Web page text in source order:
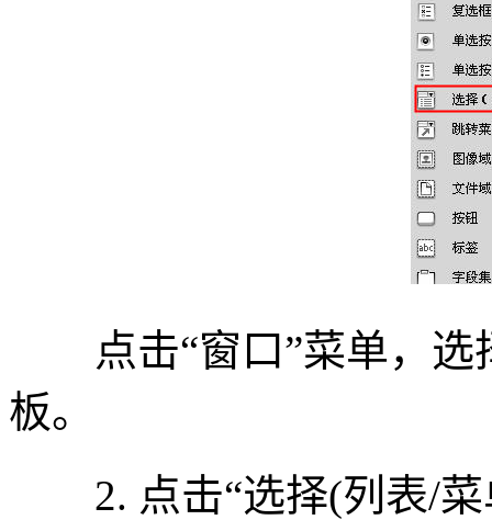
点击“窗口”菜单，选
板。
2. 点击“选择(列表/菜